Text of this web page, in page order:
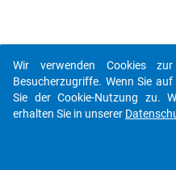
Kennen Sie Publikationen,
Datenpakete entstanden
bitte mit...
Wir verwenden Cookies
Besucherzugriffe. Wenn Sie
Sie der Cookie-Nutzung zu.
erhalten Sie in unserer